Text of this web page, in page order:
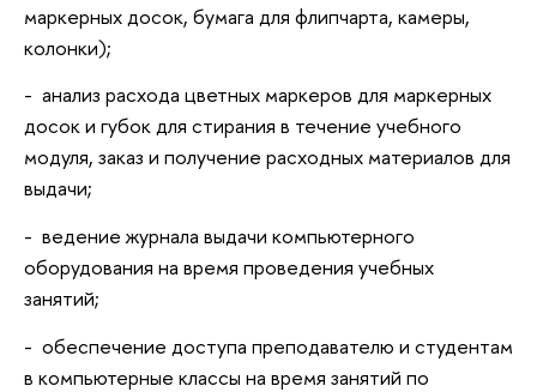
маркерных досок, бумага для флипчарта, камеры,
колонки);
- анализ расхода цветных маркеров для маркерных
досок и губок для стирания в течение учебного
модуля, заказ и получение расходных материалов для
выдачи;
- ведение журнала выдачи компьютерного
оборудования на время проведения учебных
занятий;
- обеспечение доступа преподавателю и студентам
в компьютерные классы на время занятий по